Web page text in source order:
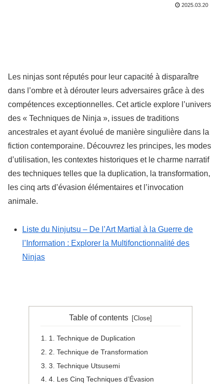
2025.03.20
Les ninjas sont réputés pour leur capacité à disparaître
dans l’ombre et à dérouter leurs adversaires grâce à des
compétences exceptionnelles. Cet article explore l’univers
des « Techniques de Ninja », issues de traditions
ancestrales et ayant évolué de manière singulière dans la
fiction contemporaine. Découvrez les principes, les modes
d’utilisation, les contextes historiques et le charme narratif
des techniques telles que la duplication, la transformation,
les cinq arts d’évasion élémentaires et l’invocation
animale.
Liste du Ninjutsu – De l’Art Martial à la Guerre de
l’Information : Explorer la Multifonctionnalité des
Ninjas
Table of contents
1. Technique de Duplication
2. Technique de Transformation
3. Technique Utsusemi
4. Les Cinq Techniques d’Évasion